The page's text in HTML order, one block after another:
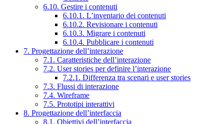
6.10. Gestire i contenuti
6.10.1. L’inventario dei contenuti
6.10.2. Revisionare i contenuti
6.10.3. Migrare i contenuti
6.10.4. Pubblicare i contenuti
7. Progettazione dell’interazione
7.1. Caratteristiche dell’interazione
7.2. User stories per definire l’interazione
7.2.1. Differenza tra scenari e user stories
7.3. Flussi di interazione
7.4. Wireframe
7.5. Prototipi interattivi
8. Progettazione dell’interfaccia
8.1. Obiettivi dell’interfaccia